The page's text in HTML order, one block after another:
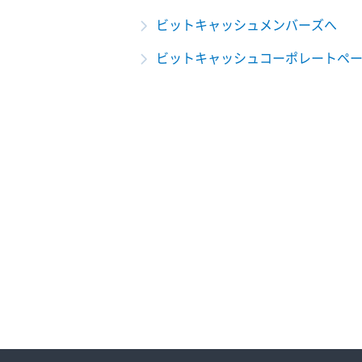
ビットキャッシュメンバーズへ
ビットキャッシュコーポレートペ